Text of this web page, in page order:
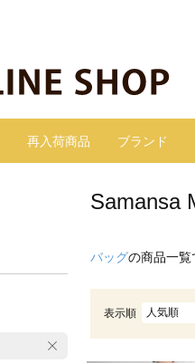
再入荷商品 ブランド
Samansa
バッグの商品一覧
表示順 人気順